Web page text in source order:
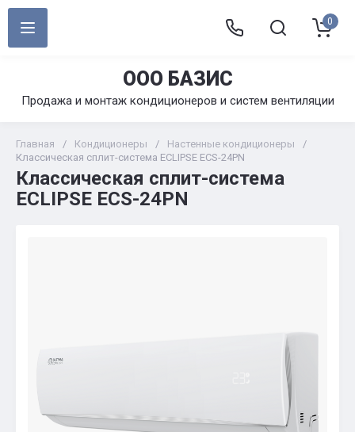
ООО БАЗИС
Продажа и монтаж кондиционеров и систем вентиляции
0
Главная / Кондиционеры / Настенные кондиционеры
/
Классическая cплит-система ECLIPSE ECS-24PN
Классическая cплит-система
ECLIPSE ECS-24PN